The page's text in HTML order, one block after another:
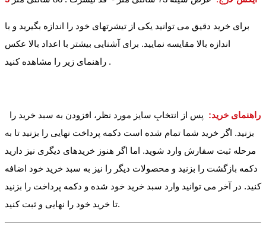
برای خرید دقیق می توانید یکی از تیشرتهای خود را اندازه بگیرید و با
اندازه بالا مقایسه نمایید. برای آشنایی بیشتر با اعداد بالا عکس
راهنمای زیر را مشاهده کنید .
راهنمای خرید: پس از انتخابِ سایز مورد نظر، افزودن به سبد خرید را
بزنید. اگر خرید شما تمام شده است دکمه پرداخت نهایی را بزنید تا به
مرحله ثبت سفارش وارد شوید. اما اگر هنوز خریدهای دیگری نیز دارید
دکمه بازگشت را بزنید و محصولات دیگر را نیز به سبد خرید خود اضافه
کنید. در آخر می توانید وارد سبد خرید خود شده و دکمه پرداخت را بزنید
تا خرید خود را نهایی و ثبت کنید.